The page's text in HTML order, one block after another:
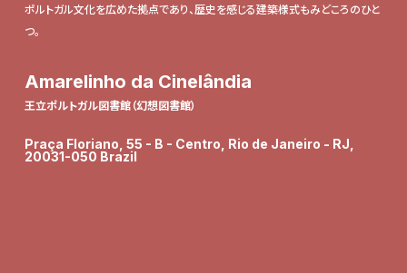
ポルトガル文化を広めた拠点であり、歴史を感じる建築様式もみどころのひと
つ。
Amarelinho da Cinelândia
王立ポルトガル図書館（幻想図書館）
Praça Floriano, 55 - B - Centro, Rio de Janeiro - RJ,
20031-050 Brazil